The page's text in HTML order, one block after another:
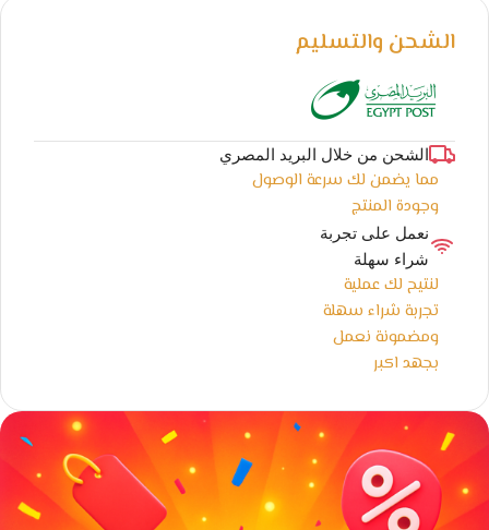
الشحن والتسليم
الشحن من خلال البريد المصري
مما يضمن لك سرعة الوصول
وجودة المنتج
نعمل على تجربة
شراء سهلة
لنتيح لك عملية
تجربة شراء سهلة
ومضمونة نعمل
بجهد اكبر